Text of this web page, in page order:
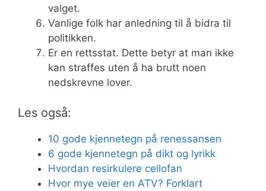
valget.
Vanlige folk har anledning til å bidra til
politikken.
Er en rettsstat. Dette betyr at man ikke
kan straffes uten å ha brutt noen
nedskrevne lover.
Les også:
10 gode kjennetegn på renessansen
6 gode kjennetegn på dikt og lyrikk
Hvordan resirkulere cellofan
Hvor mye veier en ATV? Forklart